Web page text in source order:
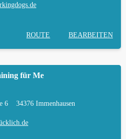
ROUTE BEARBEITEN
für Me
6 34376 Immenhausen